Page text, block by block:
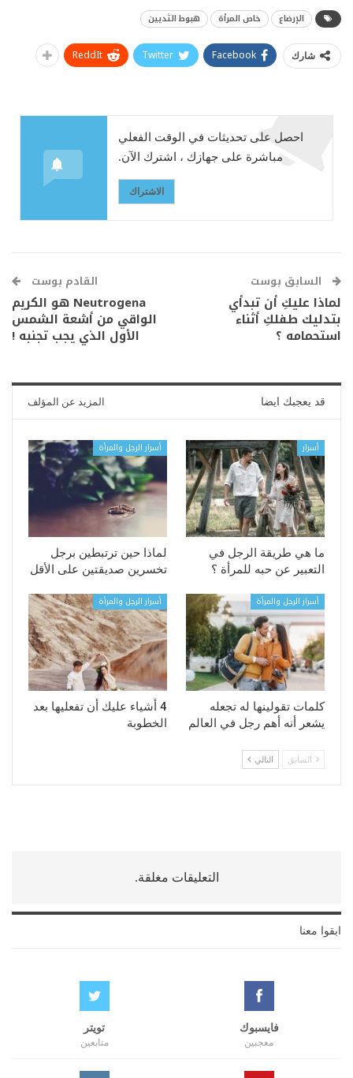
الإرضاع خاص المرأة هبوط الثديين
شارك Facebook
Twitter
ReddIt
احصل على تحديثات في الوقت الفعلي
مباشرة على جهازك ، اشترك الآن.
الاشتراك
السابق بوست
لماذا عليكِ أن تبدأي
بتدليك طفلكِ أثناء
استحمامه ؟
القادم بوست
Neutrogena هو الكريم
الواقي من أشعة الشمس
الأول الذي يجب تجنبه !
قد يعجبك ايضا المزيد عن المؤلف
أسرار
ما هي طريقة الرجل في
التعبير عن حبه للمرأة ؟
أسرار الرجل والمرأة
لماذا حين ترتبطين برجل
تخسرين صديقتين على الأقل
أسرار الرجل والمرأة
كلمات تقولينها له تجعله
يشعر أنه أهم رجل في العالم
أسرار الرجل والمرأة
4 أشياء عليك أن تفعليها بعد
الخطوبة
السابق التالي
التعليقات مغلقة.
ابقوا معنا
فايسبوك
معجبين
تويتر
متابعين